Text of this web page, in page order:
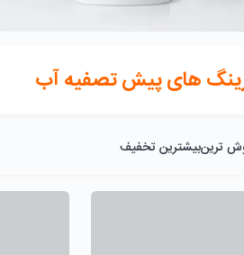
های پیش تصفیه آب
ترینبیشترین تخفیف